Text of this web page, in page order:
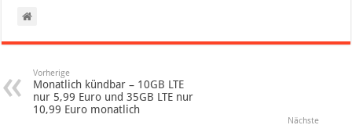
Vorherige
Monatlich kündbar – 10GB LTE
nur 5,99 Euro und 35GB LTE nur
10,99 Euro monatlich
Nächste